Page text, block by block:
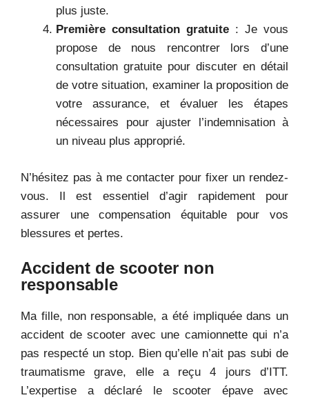
plus juste.
Première consultation gratuite : Je vous
propose de nous rencontrer lors d’une
consultation gratuite pour discuter en détail
de votre situation, examiner la proposition de
votre assurance, et évaluer les étapes
nécessaires pour ajuster l’indemnisation à
un niveau plus approprié.
N’hésitez pas à me contacter pour fixer un rendez-
vous. Il est essentiel d’agir rapidement pour
assurer une compensation équitable pour vos
blessures et pertes.
Accident de scooter non
responsable
Ma fille, non responsable, a été impliquée dans un
accident de scooter avec une camionnette qui n’a
pas respecté un stop. Bien qu’elle n’ait pas subi de
traumatisme grave, elle a reçu 4 jours d’ITT.
L’expertise a déclaré le scooter épave avec